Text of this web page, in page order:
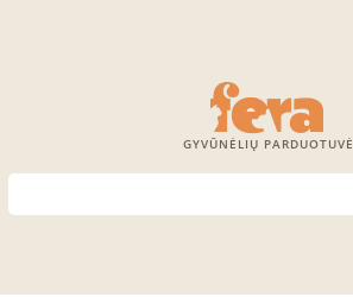
GYVŪNĖLIŲ PARDUOTUVĖ